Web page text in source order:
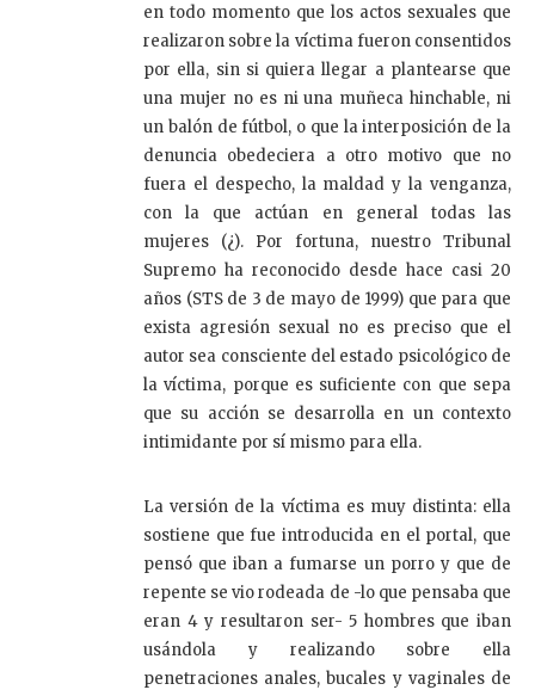
en todo momento que los actos sexuales que
realizaron sobre la víctima fueron consentidos
por ella, sin si quiera llegar a plantearse que
una mujer no es ni una muñeca hinchable, ni
un balón de fútbol, o que la interposición de la
denuncia obedeciera a otro motivo que no
fuera el despecho, la maldad y la venganza,
con la que actúan en general todas las
mujeres (¿). Por fortuna, nuestro Tribunal
Supremo ha reconocido desde hace casi 20
años (STS de 3 de mayo de 1999) que para que
exista agresión sexual no es preciso que el
autor sea consciente del estado psicológico de
la víctima, porque es suficiente con que sepa
que su acción se desarrolla en un contexto
intimidante por sí mismo para ella.
La versión de la víctima es muy distinta: ella
sostiene que fue introducida en el portal, que
pensó que iban a fumarse un porro y que de
repente se vio rodeada de -lo que pensaba que
eran 4 y resultaron ser- 5 hombres que iban
usándola y realizando sobre ella
penetraciones anales, bucales y vaginales de